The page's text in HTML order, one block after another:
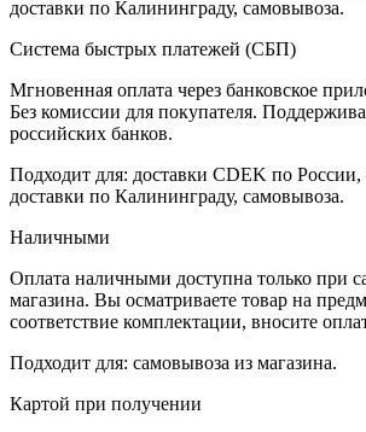
доставки по Калининграду, самовывоза.
Система быстрых платежей (СБП)
Мгновенная оплата через банковское
Без комиссии для покупателя.
российских банков.
Подходит для: доставки CDEK по России,
доставки по Калининграду, самовывоза.
Наличными
Оплата наличными доступна только при
магазина. Вы осматриваете товар на
соответствие комплектации, вносите
Подходит для: самовывоза из магазина.
Картой при получении